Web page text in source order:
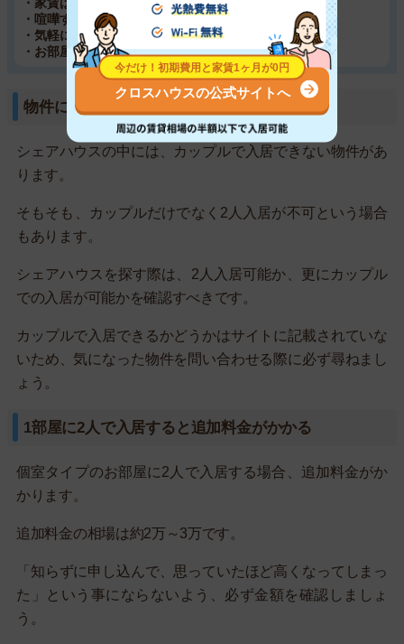
・喧嘩すると気まずい
・気軽にいちゃつけない
・お部屋が狭い
物件によってはカップルで住めない
シェアハウスの中には、カップルで入居できない物件があ
ります。
そもそも、カップルだけでなく2人入居が不可という場合
もあります。
シェアハウスを探す際は、2人入居可能か、更にカップル
での入居が可能かを確認すべきです。
カップルで入居できるかどうかはサイトに記載されていな
いため、気になった物件を問い合わせる際に必ず尋ねまし
ょう。
1部屋に2人で入居すると追加料金がかかる
個室タイプのお部屋に2人で入居する場合、追加料金がか
かります。
追加料金の相場は約2万～3万です。
「知らずに申し込んで、思っていたほど高くなってしまっ
た」という事にならないよう、必ず金額を確認しましょ
う。
クロスハウスの公式サイトへ